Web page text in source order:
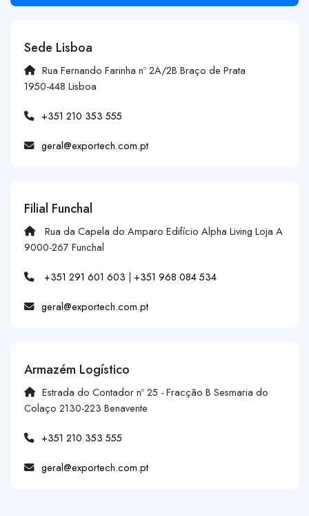
Sede Lisboa
Rua Fernando Farinha nº 2A/2B Braço de Prata
1950-448 Lisboa
+351 210 353 555
geral@exportech.com.pt
Filial Funchal
Rua da Capela do Amparo Edifício Alpha Living Loja A
9000-267 Funchal
+351 291 601 603 | +351 968 084 534
geral@exportech.com.pt
Armazém Logístico
Estrada do Contador nº 25 - Fracção B Sesmaria do
Colaço 2130-223 Benavente
+351 210 353 555
geral@exportech.com.pt